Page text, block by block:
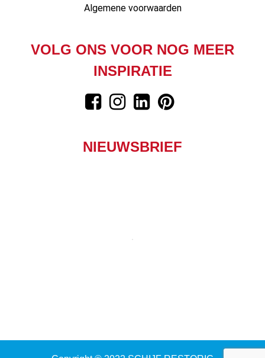
Algemene voorwaarden
VOLG ONS VOOR NOG MEER
INSPIRATIE
NIEUWSBRIEF